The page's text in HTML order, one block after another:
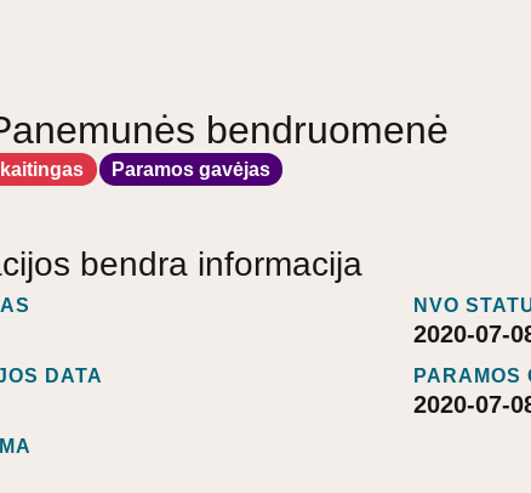
bendruomenė
Paramos gavėjas
bendra informacija
DATA
NVO
2020-07-
PARAMOS
2020-07-